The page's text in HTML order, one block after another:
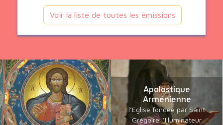
Voir la liste de toutes les émissions
Apolostique
Arménienne
l’Eglise fondée par Saint
Grégoire l’Illuminateur